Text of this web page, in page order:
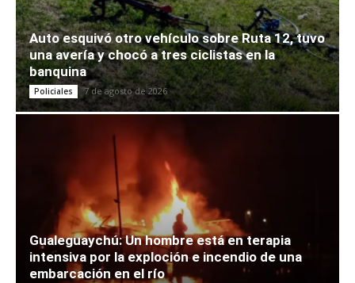
Auto esquivó otro vehículo sobre Ruta 12, tuvo
una avería y chocó a tres ciclistas en la
banquina
Policiales 7 de agosto de 2026
Gualeguaychú: Un hombre está en terapia
intensiva por la exploción e incendio de una
embarcación en el río